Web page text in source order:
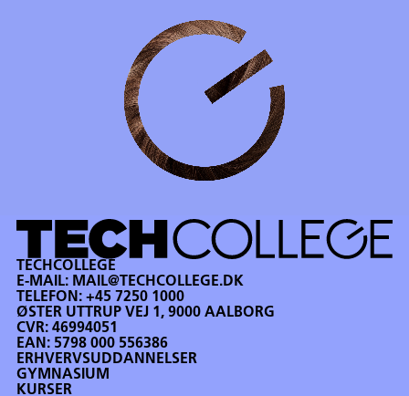
TECHCOLLEGE
E-MAIL: MAIL@TECHCOLLEGE.DK
TELEFON:+45 7250 1000
ØSTER UTTRUP VEJ 1, 9000 AALBORG
CVR: 46994051
EAN: 5798 000 556386
ERHVERVSUDDANNELSER
GYMNASIUM
KURSER